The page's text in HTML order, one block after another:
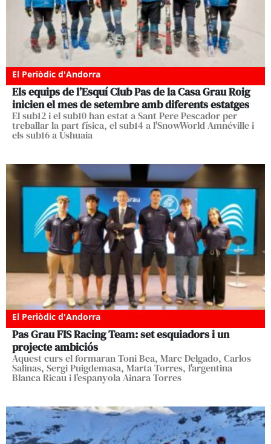
El Periòdic d'Andorra
Els equips de l’Esquí Club Pas de la Casa Grau Roig
inicien el mes de setembre amb diferents estatges
El sub12 i el sub10 han estat a Sant Pere Pescador per
treballar la part física, el sub14 a l'SnowWorld Amnéville i
els sub16 a Ushuaia
El Periòdic d'Andorra
Pas Grau FIS Racing Team: set esquiadors i un
projecte ambiciós
Aquest curs el formaran Toni Bea, Marc Delgado, Carlos
Salinas, Sergi Puigdemasa, Marta Torres, l'argentina
Blanca Ricau i l'espanyola Ainara Torres